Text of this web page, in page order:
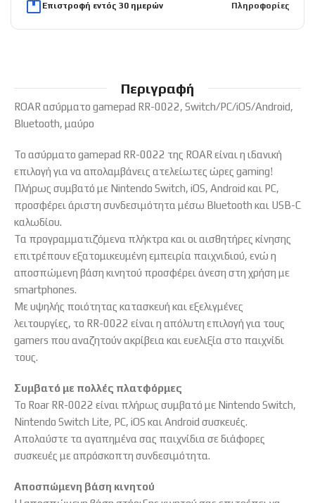
Επιστροφή εντός 30 ημερών Πληροφορίες
Περιγραφή
ROAR ασύρματο gamepad RR-0022, Switch/PC/iOS/Android,
Bluetooth, μαύρο
Το ασύρματο gamepad RR-0022 της ROAR είναι η ιδανική
επιλογή για να απολαμβάνεις ατελείωτες ώρες gaming!
Πλήρως συμβατό με Nintendo Switch, iOS, Android και PC,
προσφέρει άριστη συνδεσιμότητα μέσω Bluetooth και USB-C
καλωδίου.
Τα προγραμματιζόμενα πλήκτρα και οι αισθητήρες κίνησης
επιτρέπουν εξατομικευμένη εμπειρία παιχνιδιού, ενώ η
αποσπώμενη βάση κινητού προσφέρει άνεση στη χρήση με
smartphones.
Με υψηλής ποιότητας κατασκευή και εξελιγμένες
λειτουργίες, το RR-0022 είναι η απόλυτη επιλογή για τους
gamers που αναζητούν ακρίβεια και ευελιξία στο παιχνίδι
τους.
Συμβατό με πολλές πλατφόρμες
Το Roar RR-0022 είναι πλήρως συμβατό με Nintendo Switch,
Nintendo Switch Lite, PC, iOS και Android συσκευές.
Απολαύστε τα αγαπημένα σας παιχνίδια σε διάφορες
συσκευές με απρόσκοπτη συνδεσιμότητα.
Αποσπώμενη βάση κινητού